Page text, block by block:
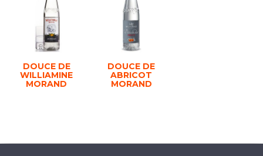
DOUCE DE
WILLIAMINE
MORAND
DOUCE DE
ABRICOT
MORAND